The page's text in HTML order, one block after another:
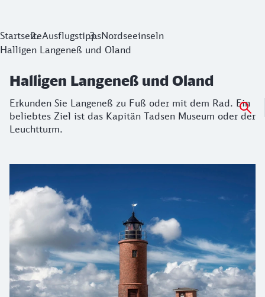
Halligen Langeneß und Oland
Erkunden Sie Langeneß zu Fuß oder mit dem Rad. Ein
StartseiteAusflugstippsNordseeinseln
Halligen Langeneß und Oland
Halligen Langeneß und Oland
Erkunden Sie Langeneß zu Fuß oder mit dem Rad. Ein
beliebtes Ziel ist das Kapitän Tadsen Museum oder der
Leuchtturm.